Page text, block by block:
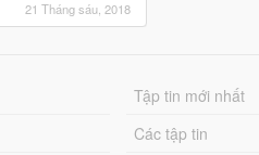
21 Tháng sáu, 2018
Tập tin mới nhất
Các tập tin